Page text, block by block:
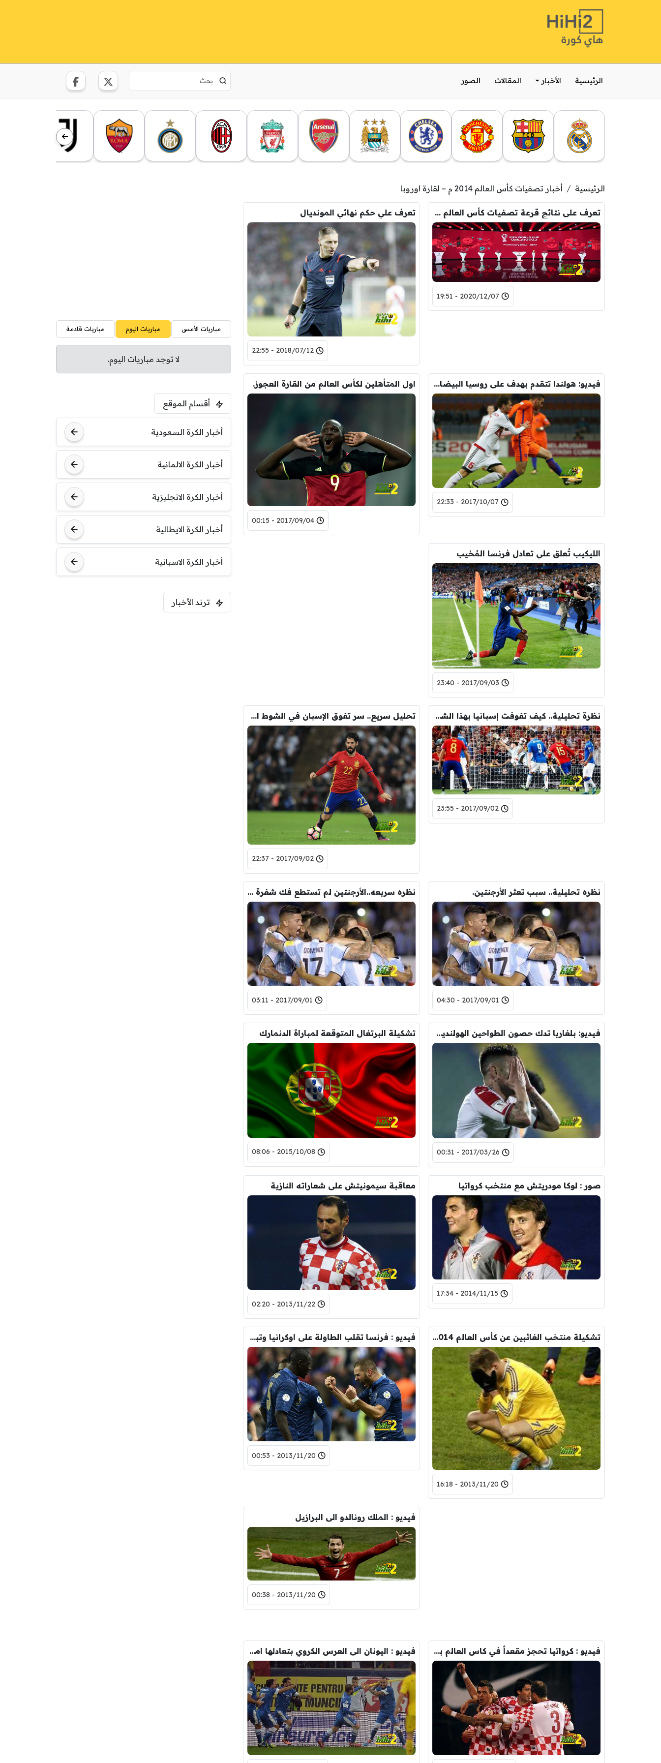
الرئيسية الأخبار المقالات الصور
الرئيسية أخبار تصفيات كأس العالم 2014 م – لقارة اوروبا
تعرف على نتائج قرعة تصفيات كأس العالم 2022 بأوروبا
2020/12/07 - 19:51
تعرف علي حكم نهائي المونديال
2018/07/12 - 22:55
فيديو: هولندا تتقدم بهدف على روسيا البيضاء بالشوط الأول
2017/10/07 - 22:33
اول المتأهلين لكأس العالم من القارة العجوز.
2017/09/04 - 00:15
الليكيب تُعلق علي تعادل فرنسا المُخيب
2017/09/03 - 23:40
نظرة تحليلية.. كيف تفوفت إسبانيا بهذا الشكل؟.
2017/09/02 - 23:55
تحليل سريع.. سر تفوق الإسبان في الشوط الأول
2017/09/02 - 22:37
نظره تحليلية.. سبب تعثر الأرجنتين.
2017/09/01 - 04:30
نظره سريعه..الأرجنتين لم تستطع فك شفرة اوروجواي حتي الأن.
2017/09/01 - 03:11
فيديو: بلغاريا تدك حصون الطواحين الهولندية بهدفين
2017/03/26 - 00:31
تشكيلة البرتغال المتوقعة لمباراة الدنمارك
2015/10/08 - 08:06
صور : لوكا مودريتش مع منتخب كرواتيا
2014/11/15 - 17:34
معاقبة سيمونيتش على شعاراته النازية
2013/11/22 - 02:20
تشكيلة منتخب الغائبين عن كأس العالم 2014 من قارة أوروبا
2013/11/20 - 16:18
فيديو : فرنسا تقلب الطاولة على اوكرانيا وتبلغ المونديال
2013/11/20 - 00:53
فيديو : الملك رونالدو الى البرازيل
2013/11/20 - 00:38
فيديو : كرواتيا تحجز مقعداً في كاس العالم بفوزها على ايسلندا فيديو : اليونان الى العرس الكروي بتعادلها امام رومانيا
مباريات الأمس مباريات اليوم مباريات قادمة
لا توجد مباريات اليوم.
أقسام الموقع
أخبار الكرة السعودية
أخبار الكرة الالمانية
أخبار الكرة الانجليزية
أخبار الكرة الايطالية
أخبار الكرة الاسبانية
ترند الأخبار